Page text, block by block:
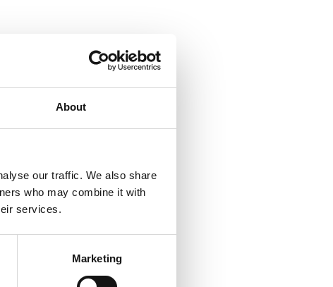
About
our traffic. We also share
who may combine it with
services.
Marketing